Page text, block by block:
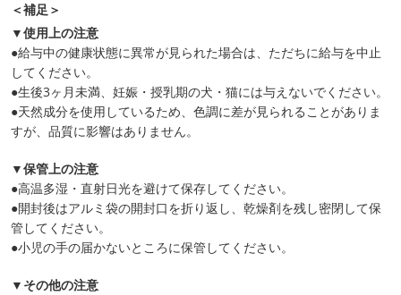
＜補足＞
▼使用上の注意
●給与中の健康状態に異常が見られた場合は、ただちに給与を中止
してください。
●生後3ヶ月未満、妊娠・授乳期の犬・猫には与えないでください。
●天然成分を使用しているため、色調に差が見られることがありま
すが、品質に影響はありません。
▼保管上の注意
●高温多湿・直射日光を避けて保存してください。
●開封後はアルミ袋の開封口を折り返し、乾燥剤を残し密閉して保
管してください。
●小児の手の届かないところに保管してください。
▼その他の注意